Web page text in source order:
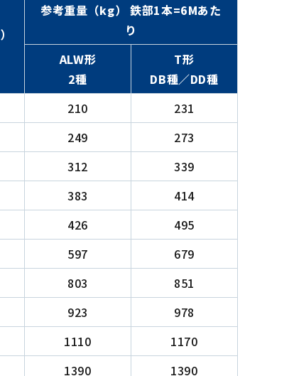
参考重量（kg） 鉄部1本=6Mあた
り
ALW形
2種
T形
DB種／DD種
210
231
249
273
312
339
383
414
426
495
597
679
803
851
923
978
1110
1170
1390 1390